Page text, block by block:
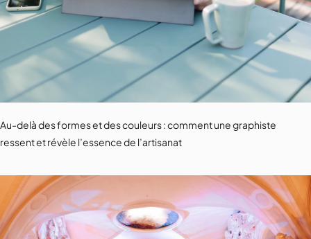
Au-delà des formes et des couleurs : comment une graphiste
ressent et révèle l’essence de l’artisanat